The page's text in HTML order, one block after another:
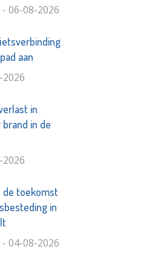
06-08-2026
aan
2026
in
in de
2026
de toekomst
in
04-08-2026